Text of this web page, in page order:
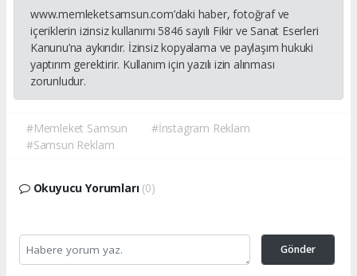
www.memleketsamsun.com’daki haber, fotoğraf ve
içeriklerin izinsiz kullanımı 5846 sayılı Fikir ve Sanat Eserleri
Kanunu’na aykırıdır. İzinsiz kopyalama ve paylaşım hukuki
yaptırım gerektirir. Kullanım için yazılı izin alınması
zorunludur.
#Memleket Samsun
#İnstagram Reklam
#Samsun Reklam
Okuyucu Yorumları (0)
Gönder